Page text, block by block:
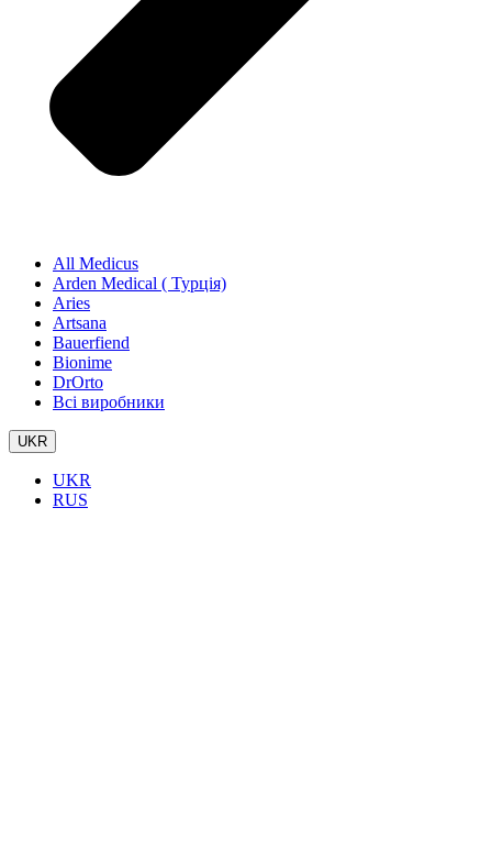
All Medicus
Arden Medical ( Турція)
Aries
Artsana
Bauerfiend
Bionime
DrOrto
Всі виробники
UKR
UKR
RUS